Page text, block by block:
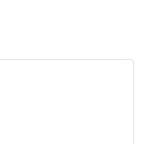
川辺町